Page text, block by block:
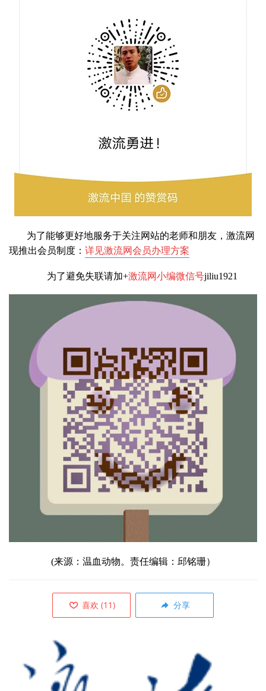
为了能够更好地服务于关注网站的老师和朋友，激流网
现推出会员制度： 详见激流网会员办理方案
为了避免失联请加+激流网小编微信号jiliu1921
(来源： 温血动物。责任编辑：邱铭珊）
喜欢 (11) 分享